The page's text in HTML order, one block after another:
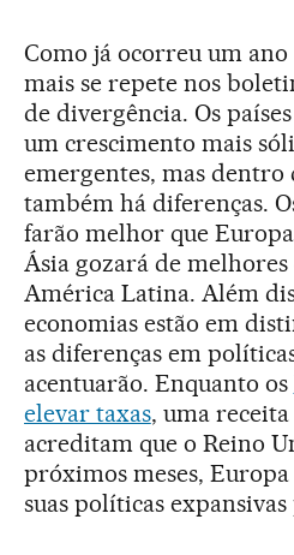
Como já ocorreu um
mais se repete nos
de divergência. Os
um crescimento mais
emergentes, mas dentro
também há diferenças.
farão melhor que
Ásia gozará de melhores
América Latina. Além
economias estão em
as diferenças em
acentuarão. Enquanto os
elevar taxas, uma receita
acreditam que o Reino
próximos meses,
suas políticas expansivas